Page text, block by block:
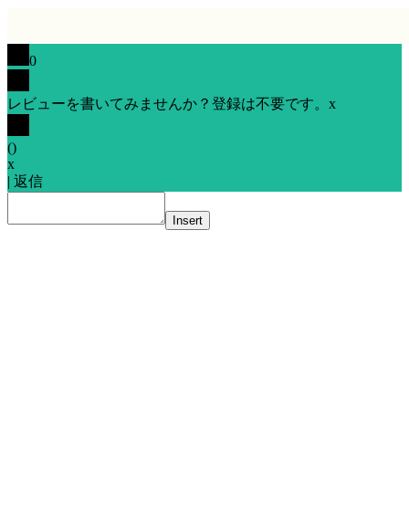
0
レビューを書いてみませんか？登録は不要です。 x
()
x
| 返信
Insert